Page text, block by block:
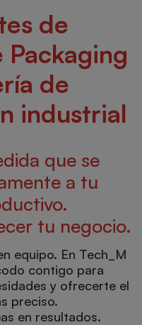
de
Packaging
de
industrial
que se
a tu
tu negocio.
equipo. En Tech_M
contigo para
y ofrecerte el
preciso.
en resultados.